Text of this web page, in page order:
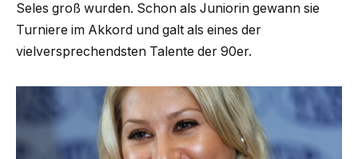
Seles groß wurden. Schon als Juniorin gewann sie
Turniere im Akkord und galt als eines der
vielversprechendsten Talente der 90er.